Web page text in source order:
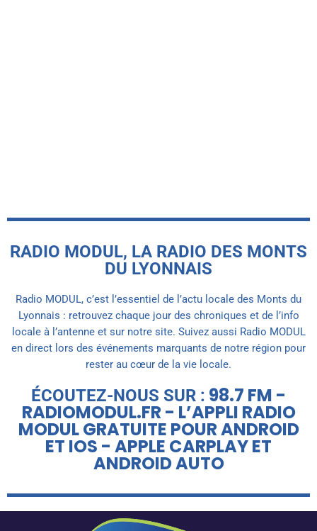
RADIO MODUL, LA RADIO DES MONTS
DU LYONNAIS
Radio MODUL, c’est l’essentiel de l’actu locale des Monts du
Lyonnais : retrouvez chaque jour des chroniques et de l’info
locale à l’antenne et sur notre site. Suivez aussi Radio MODUL
en direct lors des événements marquants de notre région pour
rester au cœur de la vie locale.
ÉCOUTEZ-NOUS SUR : 98.7 FM -
RADIOMODUL.FR - L’APPLI RADIO
MODUL GRATUITE POUR ANDROID
ET IOS - APPLE CARPLAY ET
ANDROID AUTO